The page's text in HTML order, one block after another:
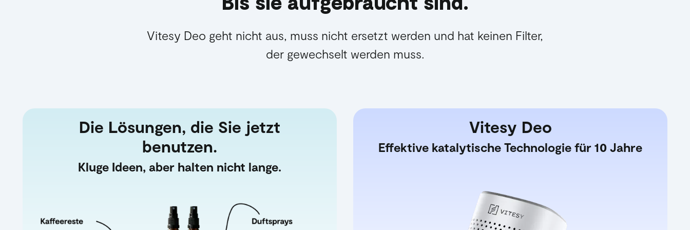
Vitesy Deo geht nicht aus, muss nicht ersetzt werden und hat keinen Filter,
der gewechselt werden muss.
Die Lösungen, die Sie jetzt
benutzen.
Kluge Ideen, aber halten nicht lange.
Vitesy Deo
Effektive katalytische Technologie für 10 Jahre